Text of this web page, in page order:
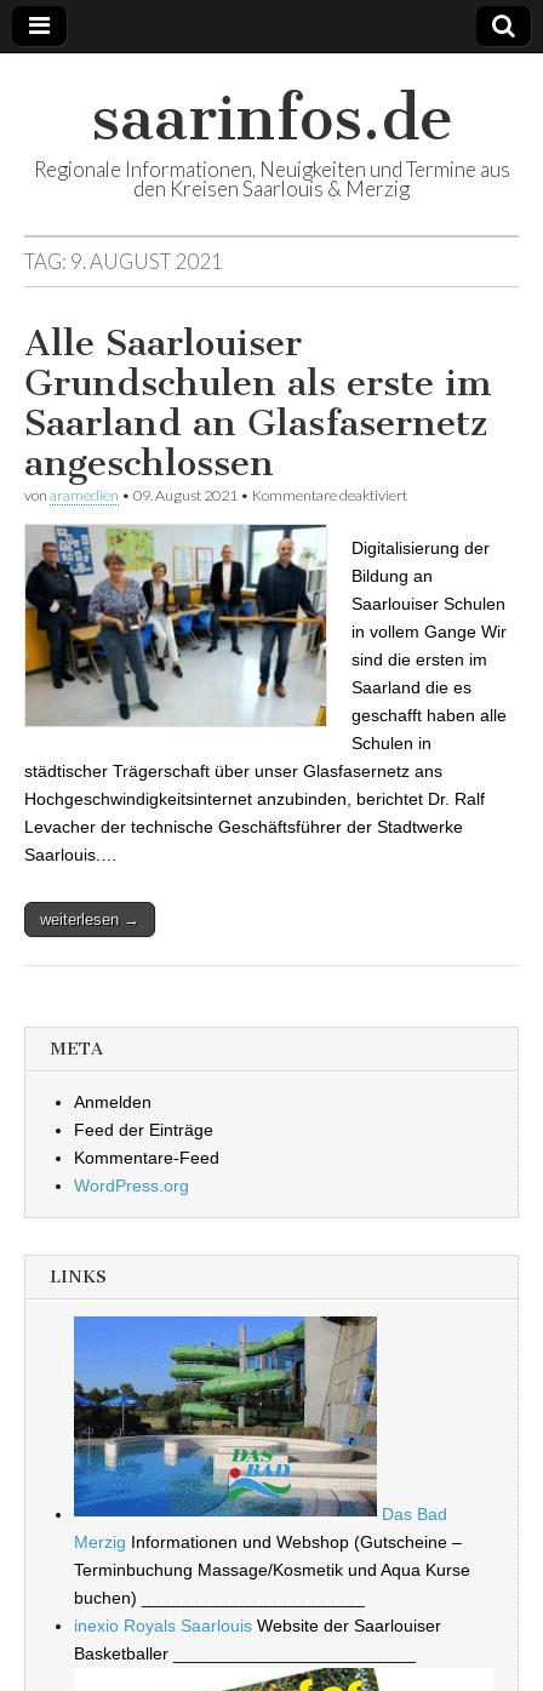
saarinfos.de
Regionale Informationen, Neuigkeiten und Termine aus
den Kreisen Saarlouis & Merzig
TAG: 9. AUGUST 2021
Alle Saarlouiser
Grundschulen als erste im
Saarland an Glasfasernetz
angeschlossen
von aramedien • 09. August 2021 • Kommentare deaktiviert
Glasfasernetz
angeschlossen
Digitalisierung der
Bildung an
Saarlouiser Schulen
in vollem Gange Wir
sind die ersten im
Saarland die es
geschafft haben alle
Schulen in
städtischer Trägerschaft über unser Glasfasernetz ans
Hochgeschwindigkeitsinternet anzubinden, berichtet Dr. Ralf
Levacher der technische Geschäftsführer der Stadtwerke
Saarlouis.…
weiterlesen →
META
Anmelden
Feed der Einträge
Kommentare-Feed
WordPress.org
LINKS
Das Bad
Merzig Informationen und Webshop (Gutscheine –
Terminbuchung Massage/Kosmetik und Aqua Kurse
buchen) _______________________
inexio Royals Saarlouis Website der Saarlouiser
Basketballer _________________________